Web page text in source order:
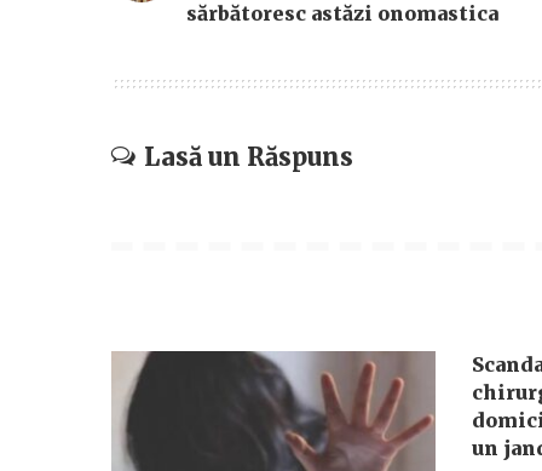
sărbătoresc astăzi onomastica
Lasă un Răspuns
un